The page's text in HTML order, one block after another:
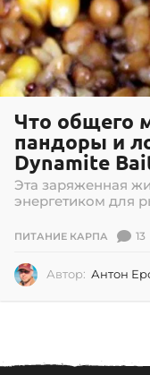
Что общего
пандоры и
Dynamite
Эта заряженная
энергетиком для
ПИТАНИЕ КАРПА 13
Автор: Антон